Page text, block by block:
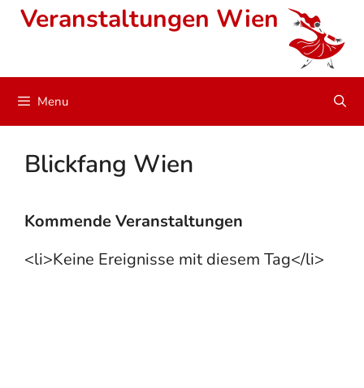
SkipVeranstaltungen Wien
Menu
Blickfang Wien
Kommende Veranstaltungen
<li>Keine Ereignisse mit diesem Tag</li>